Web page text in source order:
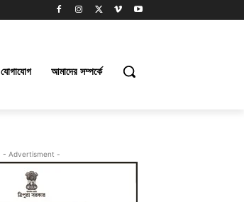
যোগাযোগ আমাদের সম্পর্কে
- Advertisment -